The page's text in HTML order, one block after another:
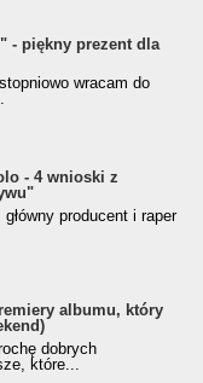
- piękny prezent dla
wracam do
- 4 wnioski z
producent i raper
albumu, który
dobrych
które...